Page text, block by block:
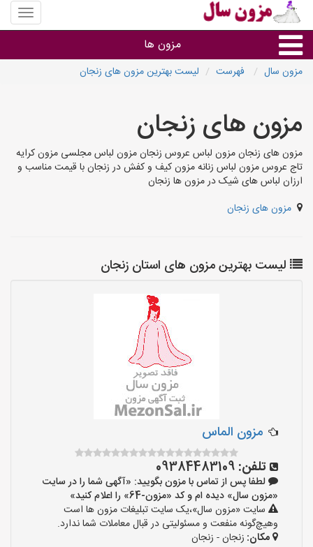
منوی
سایت
سال
مزون ها
استان ها
مزون سال فهرست لیست بهترین مزون های زنجان
مزون های زنجان
مزون های زنجان مزون لباس عروس زنجان مزون لباس مجلسی مزون کرایه
تاج عروس مزون لباس زنانه مزون کیف و کفش در زنجان با قیمت مناسب و
ارزان لباس های شیک در مزون ها زنجان
مزون های زنجان
لیست بهترین مزون های استان زنجان
مزون الماس
تلفن: 09384483109
لطفا پس از تماس با مزون بگویید: «آگهی شما را در سایت
«مزون سال» دیده ام و کد «مزون-64» را اعلام کنید»
سایت «مزون سال»،یک سایت تبلیغات مزون ها است
وهیچ‌گونه منفعت و مسئولیتی در قبال معاملات شما ندارد.
مکان: زنجان - زنجان